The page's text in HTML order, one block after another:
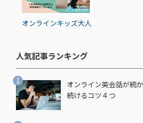
オンラインキッズ大人
人気記事ランキング​
オンライン英会話が続
続けるコツ４つ